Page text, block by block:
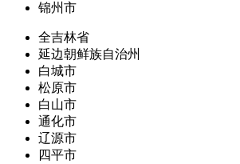
锦州市
全吉林省
延边朝鲜族自治州
白城市
松原市
白山市
通化市
辽源市
四平市